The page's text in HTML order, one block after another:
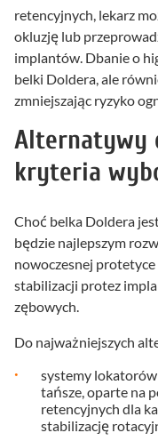
retencyjnych, lekarz
okluzję lub
implantów. Dbanie o
belki Doldera, ale
zmniejszając ryzyko
Alternatywy
kryteria
Choć belka Doldera
będzie najlepszym
nowoczesnej
stabilizacji protez
zębowych.
Do najważniejszych
systemy
tańsze, oparte na
retencyjnych dla
stabilizację